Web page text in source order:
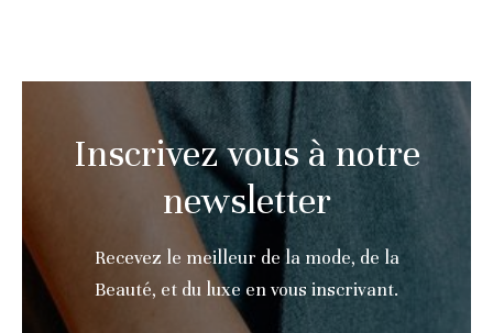
Inscrivez vous à notre
newsletter
Recevez le meilleur de la mode, de la
Beauté, et du luxe en vous inscrivant.